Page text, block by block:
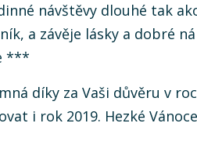
návštěvy dlouhé tak
a závěje lásky a dobré
***
díky za Vaši důvěru v
i rok 2019. Hezké